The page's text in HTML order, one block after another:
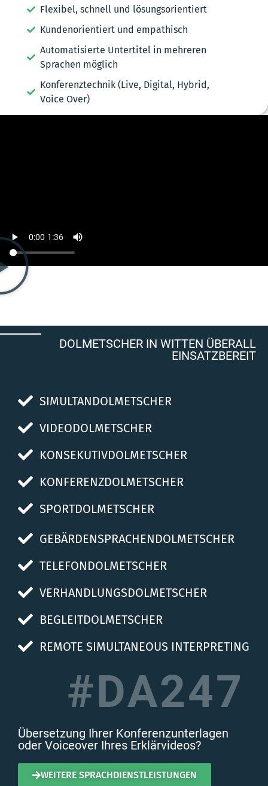
Flexibel, schnell und lösungsorientiert
Kundenorientiert und empathisch
Automatisierte Untertitel in mehreren
Sprachen möglich
Konferenztechnik (Live, Digital, Hybrid,
Voice Over)
DOLMETSCHER IN WITTEN ÜBERALL
EINSATZBEREIT
SIMULTANDOLMETSCHER
VIDEODOLMETSCHER
KONSEKUTIVDOLMETSCHER
KONFERENZDOLMETSCHER
SPORTDOLMETSCHER
GEBÄRDENSPRACHENDOLMETSCHER
TELEFONDOLMETSCHER
VERHANDLUNGSDOLMETSCHER
BEGLEITDOLMETSCHER
REMOTE SIMULTANEOUS INTERPRETING
#DA247
Übersetzung Ihrer Konferenzunterlagen
oder Voiceover Ihres Erklärvideos?
WEITERE SPRACHDIENSTLEISTUNGEN